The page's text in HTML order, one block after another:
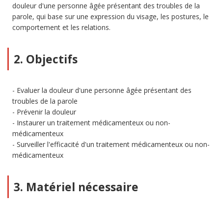
douleur d'une personne âgée présentant des troubles de la
parole, qui base sur une expression du visage, les postures, le
comportement et les relations.
2. Objectifs
Evaluer la douleur d'une personne âgée présentant des
troubles de la parole
Prévenir la douleur
Instaurer un traitement médicamenteux ou non-
médicamenteux
Surveiller l'efficacité d'un traitement médicamenteux ou non-
médicamenteux
3. Matériel nécessaire